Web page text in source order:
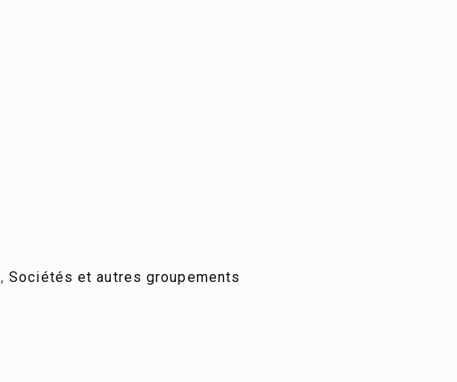
,Sociétés et autres groupements